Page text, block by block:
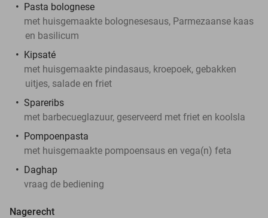
Pasta bolognese
met huisgemaakte bolognesesaus, Parmezaanse kaas
en basilicum
Kipsaté
met huisgemaakte pindasaus, kroepoek, gebakken
uitjes, salade en friet
Spareribs
met barbecueglazuur, geserveerd met friet en koolsla
Pompoenpasta
met huisgemaakte pompoensaus en vega(n) feta
Daghap
vraag de bediening
Nagerecht